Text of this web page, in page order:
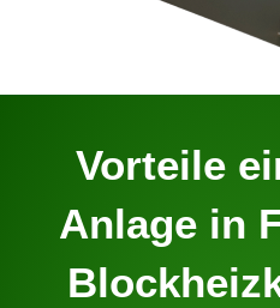
Vorteile
Anlage in